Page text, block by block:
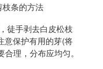
条的方法
徒手剥去白皮松枝
意保护有用的芽(将
理，分布应均匀。